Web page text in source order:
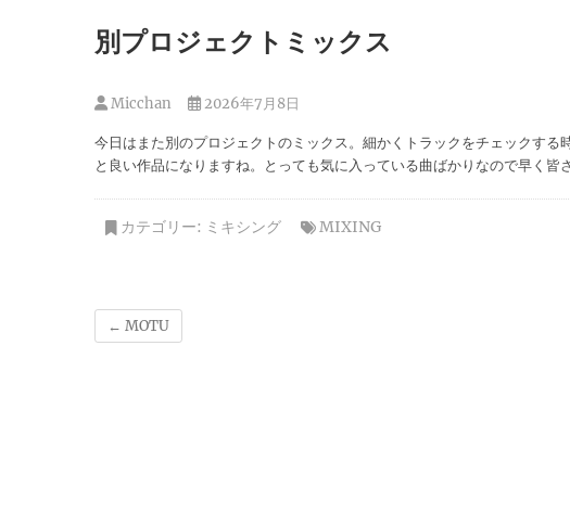
別プロジェクトミックス
Micchan 2026年7月8日
今日はまた別のプロジェクトのミックス。細かくトラックをチェックす
と良い作品になりますね。とっても気に入っている曲ばかりなので早く皆
カテゴリー: ミキシング MIXING
← MOTU